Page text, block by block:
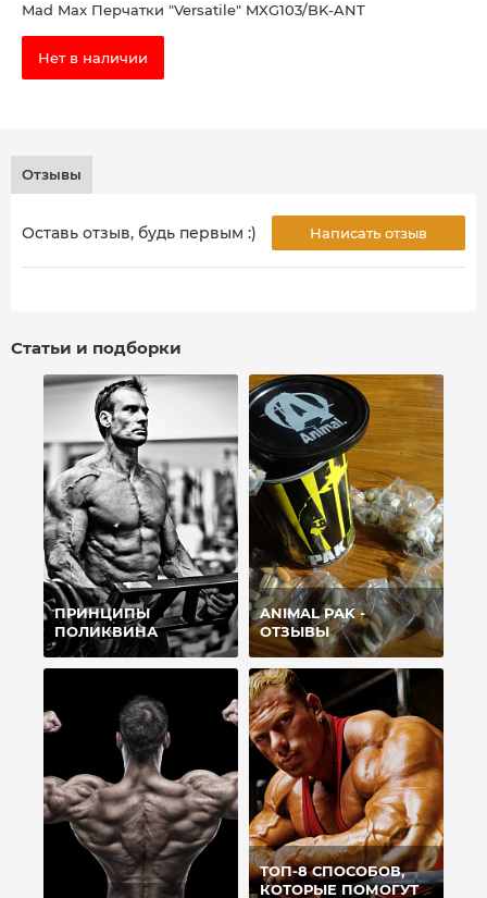
Mad Max Перчатки "Versatile" MXG103/BK-ANT
Нет в наличии
Отзывы
Оставь отзыв, будь первым :) Написать отзыв
Статьи и подборки
ПРИНЦИПЫ
ПОЛИКВИНА
ANIMAL PAK -
ОТЗЫВЫ
ТОП-8 СПОСОБОВ,
КОТОРЫЕ ПОМОГУТ